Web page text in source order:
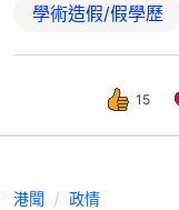
學術造假/假學歷
15
港聞 政情